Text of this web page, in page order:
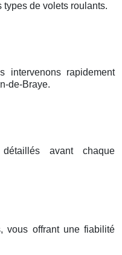
types de volets roulants.
intervenons rapidement
de-Braye.
avant chaque
vous offrant une fiabilité